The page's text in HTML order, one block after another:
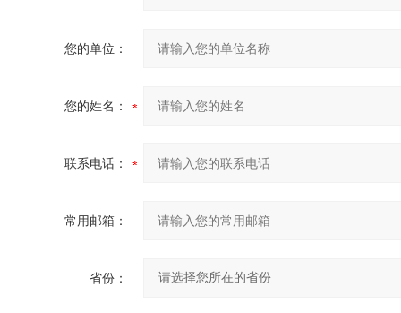
您的单位：
您的姓名：
联系电话：
常用邮箱：
省份：